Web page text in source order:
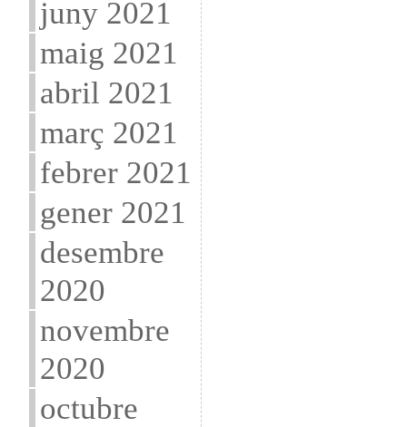
juny 2021
maig 2021
abril 2021
març 2021
febrer 2021
gener 2021
desembre
2020
novembre
2020
octubre